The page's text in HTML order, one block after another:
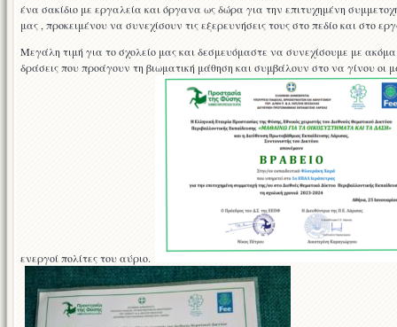
ΟΙΚΟΣΥΣΤΗΜΑΤΑ
ένα σακίδιο με εργαλεία και όργανα ως δώρα για την επιτυχημένη
μας , προκειμένου να συνεχίσουν τις εξερευνήσεις τους στο πεδίο και στο
Μεγάλη τιμή για το σχολείο μας και δεσμευόμαστε να συνεχίσουμε με ακόμα
δράσεις που προάγουν τη βιωματική μάθηση και συμβάλουν στο να γίνου οι
ενεργοί πολίτες του αύριο.